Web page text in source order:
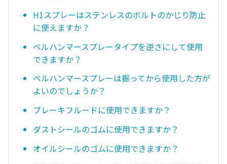
H1スプレーはステンレスのボルトのかじり防止
に使えますか？
ベルハンマースプレータイプを逆さにして使用
できますか？
ベルハンマースプレーは振ってから使用した方が
よいのでしょうか？
ブレーキフルードに使用できますか？
ダストシールのゴムに使用できますか？
オイルシールのゴムに使用できますか？